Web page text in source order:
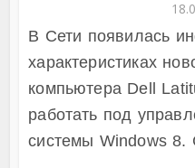
В Сети появилась
характеристиках
компьютера Dell
работать под
системы Windows 8.